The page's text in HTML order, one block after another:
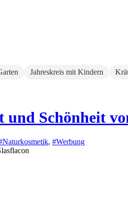
Jahreskreis mit Kindern
Schönheit
, #Werbung